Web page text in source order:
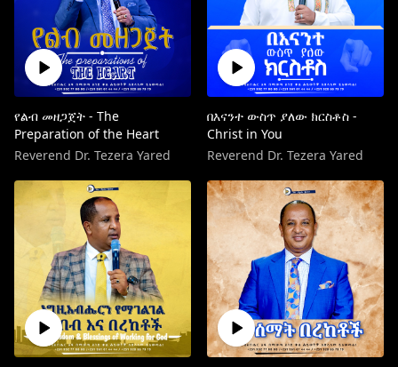
የልብ መዘጋጀት - The
Preparation of the Heart
Reverend Dr. Tezera Yared
በእናንተ ውስጥ ያለው ክርስቶስ -
Christ in You
Reverend Dr. Tezera Yared